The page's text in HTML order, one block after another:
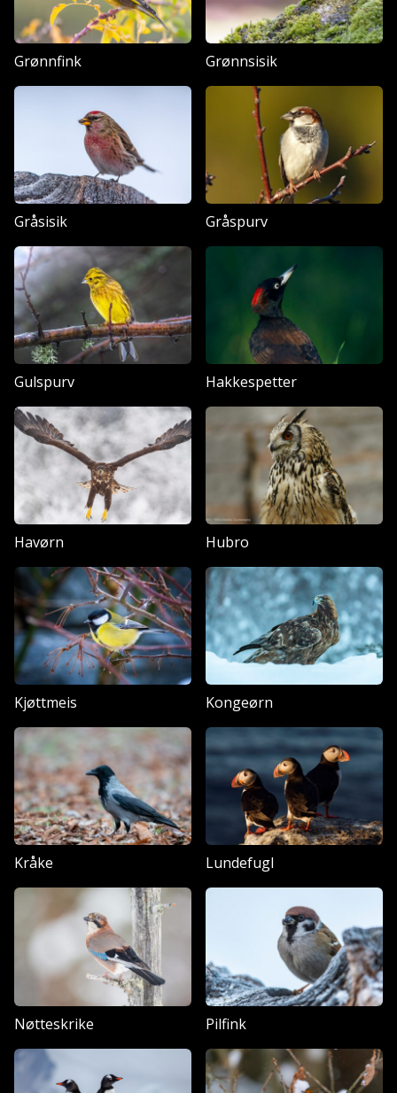
Grønnfink Grønnsisik
Gråsisik Gråspurv
Gulspurv Hakkespetter
Havørn Hubro
Kjøttmeis Kongeørn
Kråke Lundefugl
Nøtteskrike Pilfink